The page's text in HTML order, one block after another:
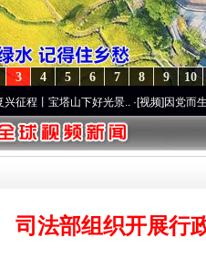
10
9
8
7
6
5
4
3
塔山下好光景..·[视频]因党而生 为党而
司法部组织开展行